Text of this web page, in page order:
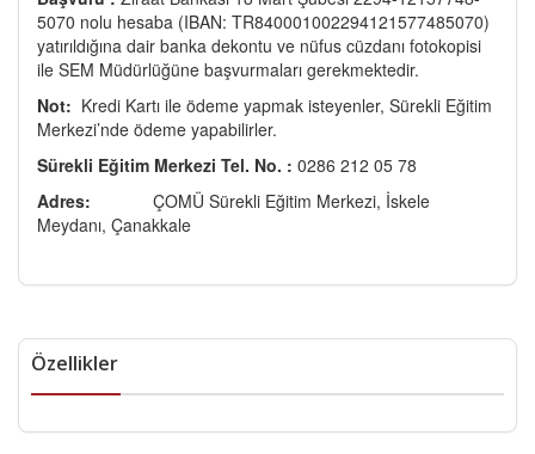
5070 nolu hesaba (IBAN: TR840001002294121577485070)
yatırıldığına dair banka dekontu ve nüfus cüzdanı fotokopisi
ile SEM Müdürlüğüne başvurmaları gerekmektedir.
Not: Kredi Kartı ile ödeme yapmak isteyenler, Sürekli Eğitim
Merkezi’nde ödeme yapabilirler.
Sürekli Eğitim Merkezi Tel. No. : 0286 212 05 78
Adres: ÇOMÜ Sürekli Eğitim Merkezi, İskele
Meydanı, Çanakkale
Özellikler